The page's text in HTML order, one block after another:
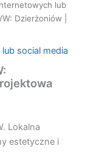
lub
Dzierżoniów |
social media
Lokalna
estetyczne i